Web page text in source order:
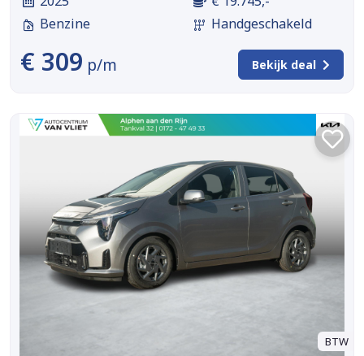
Benzine
Handgeschakeld
€ 309 p/m Bekijk deal
BTW